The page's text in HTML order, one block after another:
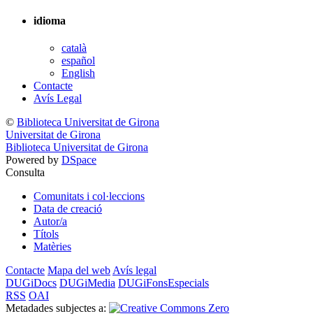
idioma
català
español
English
Contacte
Avís Legal
© Biblioteca Universitat de Girona
Universitat de Girona
Biblioteca Universitat de Girona
Powered by DSpace
Consulta
Comunitats i col·leccions
Data de creació
Autor/a
Títols
Matèries
Contacte Mapa del web Avís legal
DUGiDocs DUGiMedia DUGiFonsEspecials
RSS OAI
Metadades subjectes a: